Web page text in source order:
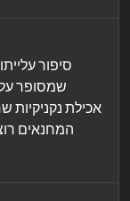
סיפור
שמסופר
אכילת נקניקיות
המחנאים